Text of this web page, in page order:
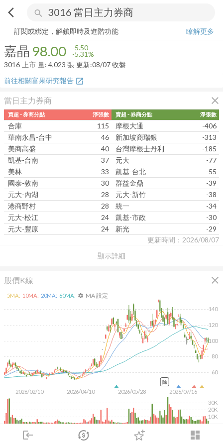
arrow_back_ios search
login dashboard
市場 登入
嘉晶 98.00-5.31%
訂閱或綁定，解鎖即時及進階功能
瞭解更多
嘉晶 98.00 -5.50
-5.31%
3016 上市 量: 4,023 張 更新:08/07 收盤
前往相關富果研究報告 open_in_new
當日主力券商 close
顯示詳細
買超 - 券商分點 淨張數
合庫
115
華南永昌-台中
46
美商高盛
40
凱基-台南
37
美林
33
國泰-敦南
30
元大-內湖
28
港商野村
28
元大-松江
24
元大-豐原
24
賣超 - 券商分點 淨張數
摩根大通
-406
新加坡商瑞銀
-313
台灣摩根士丹利
-185
元大
-77
凱基-台北
-55
群益金鼎
-39
元大-新竹
-38
統一
-34
凱基-市政
-30
新光
-29
更新時間：2026/08/07
股價K線 close
2026/02/10 2026/04/10 2026/05/28 2026/07/16
60
80
100
120
140
10K
20K
30K
5MA: 10MA: 20MA: 60MA: settings MA 設定
除
KD RSI 手勢操作